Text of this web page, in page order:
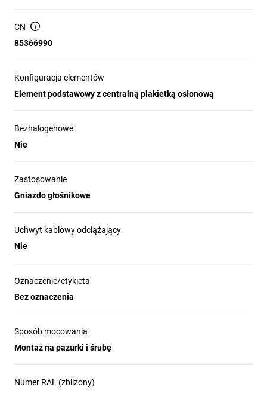
CN
85366990
Konfiguracja elementów
Element podstawowy z centralną plakietką osłonową
Bezhalogenowe
Nie
Zastosowanie
Gniazdo głośnikowe
Uchwyt kablowy odciążający
Nie
Oznaczenie/etykieta
Bez oznaczenia
Sposób mocowania
Montaż na pazurki i śrubę
Numer RAL (zbliżony)